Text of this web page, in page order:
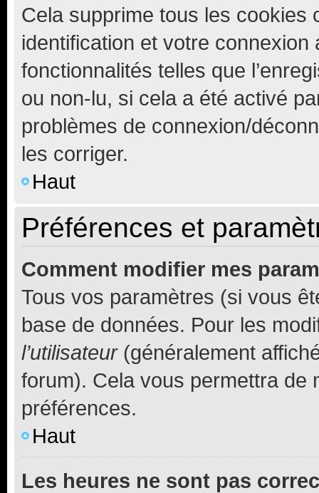
Cela supprime tous les cookies
identification et votre
fonctionnalités telles que
ou non-lu, si cela a été activé
problèmes de connexion/
les corriger.
Haut
Préférences et
Comment modifier mes
Tous vos paramètres (si vous
base de données. Pour les
l’utilisateur(généralement
forum). Cela vous permettra de
préférences.
Haut
Les heures ne sont pas